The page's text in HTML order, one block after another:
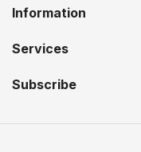
Information
Services
Subscribe